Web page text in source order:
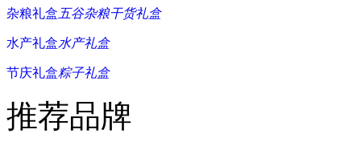
杂粮礼盒 五谷杂粮干货礼盒
水产礼盒水产礼盒
节庆礼盒粽子礼盒
推荐品牌